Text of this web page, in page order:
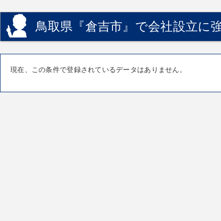
鳥取県『倉吉市』で会社設立に
現在、この条件で登録されているデータはありません。